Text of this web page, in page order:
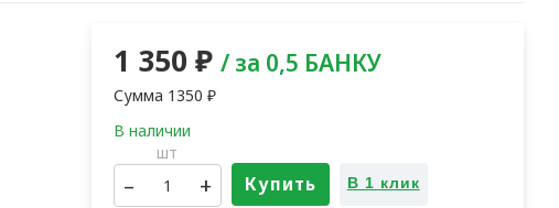
1 350 ₽ / за 0,5 БАНКУ
Сумма 1350 ₽
шт
– + Купить В 1 клик